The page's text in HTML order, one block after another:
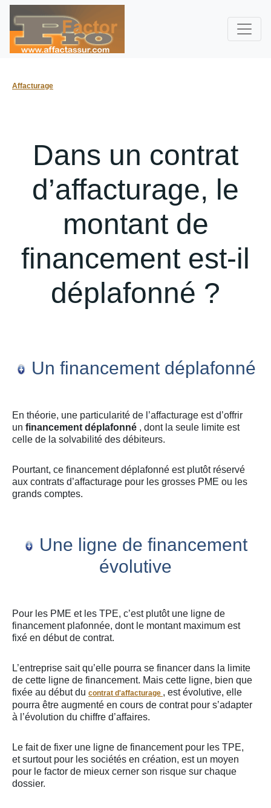
Affacturage
Dans un contrat
d’affacturage, le
montant de
financement est-il
déplafonné ?
Un financement déplafonné
En théorie, une particularité de l’affacturage est d’offrir
un financement déplafonné , dont la seule limite est
celle de la solvabilité des débiteurs.
Pourtant, ce financement déplafonné est plutôt réservé
aux contrats d’affacturage pour les grosses PME ou les
grands comptes.
Une ligne de financement
évolutive
Pour les PME et les TPE, c’est plutôt une ligne de
financement plafonnée, dont le montant maximum est
fixé en début de contrat.
L’entreprise sait qu’elle pourra se financer dans la limite
de cette ligne de financement. Mais cette ligne, bien que
fixée au début du contrat d'affacturage , est évolutive, elle
pourra être augmenté en cours de contrat pour s’adapter
à l’évolution du chiffre d’affaires.
Le fait de fixer une ligne de financement pour les TPE,
et surtout pour les sociétés en création, est un moyen
pour le factor de mieux cerner son risque sur chaque
dossier.